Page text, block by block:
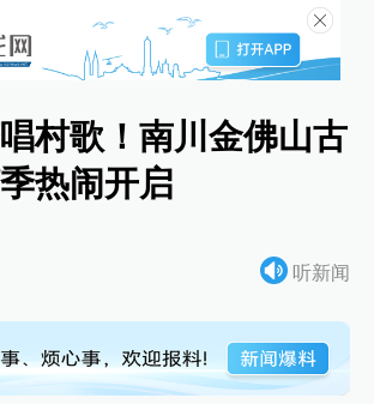
村歌！南川金佛山古
热闹开启
听新闻